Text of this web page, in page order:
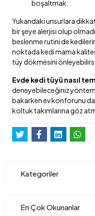
boşaltmak.
Yukarıdaki unsurlara
bir şeye alerjisi olup
beslenme rutini de
noktada kedi mama
tüy dökmesini
Evde kedi tüyü nasıl
deneyebileceğiniz
bakarken ev konforunu
koltuk takımlarına göz
Kategoriler
En Çok Okunanlar